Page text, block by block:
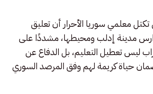
معلمي سوريا الأحرار أن تعليق
مدينة إدلب ومحيطها، مشددًا على
ليس تعطيل التعليم، بل الدفاع عن
حياة كريمة لهم وفق المرصد السوري